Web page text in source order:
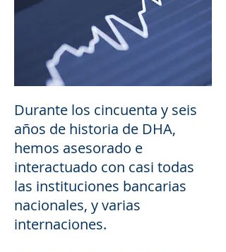
Durante los cincuenta y seis
años de historia de DHA,
hemos asesorado e
interactuado con casi todas
las instituciones bancarias
nacionales, y varias
internaciones.